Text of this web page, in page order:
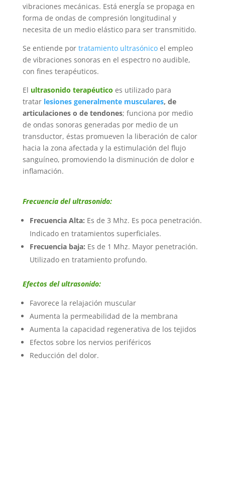
vibraciones mecánicas. Está energÍa se propaga en
forma de ondas de compresión longitudinal y
necesita de un medio elástico para ser transmitido.
Se entiende por tratamiento ultrasónicoel empleo
de vibraciones sonoras en el espectro no audible,
con fines terapéuticos.
El ultrasonido terapéutico es utilizado para
tratar lesiones generalmente musculares, de
articulaciones o de tendones; funciona por medio
de ondas sonoras generadas por medio de un
transductor, éstas promueven la liberación de calor
hacia la zona afectada y la estimulación del flujo
sanguíneo, promoviendo la disminución de dolor e
inflamación.
Frecuencia del ultrasonido:
Frecuencia Alta: Es de 3 Mhz. Es poca penetración.
Indicado en tratamientos superficiales.
Frecuencia baja: Es de 1 Mhz. Mayor penetración.
Utilizado en tratamiento profundo.
Efectos del ultrasonido:
Favorece la relajación muscular
Aumenta la permeabilidad de la membrana
Aumenta la capacidad regenerativa de los tejidos
Efectos sobre los nervios periféricos
Reducción del dolor.